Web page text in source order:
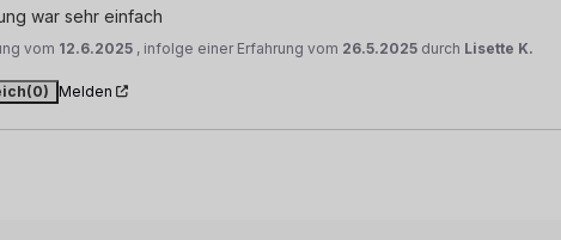
war sehr einfach
vom 12.6.2025 , infolge einer Erfahrung vom 26.5.2025 durch Lisette K.
(0) Melden